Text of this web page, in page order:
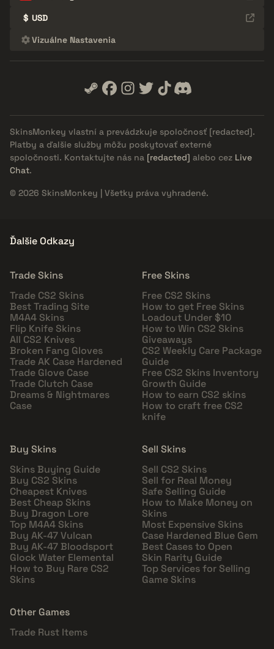
$ USD
Vizuálne Nastavenia
SkinsMonkey vlastní a prevádzkuje spoločnosť [redacted].
Platby a ďalšie služby môžu poskytovať externé
spoločnosti. Kontaktujte nás na [redacted] alebo cez Live
Chat.
© 2026 SkinsMonkey | Všetky práva vyhradené.
Ďalšie Odkazy
Trade Skins
Trade CS2 Skins
Best Trading Site
M4A4 Skins
Flip Knife Skins
All CS2 Knives
Broken Fang Gloves
Trade AK Case Hardened
Trade Glove Case
Trade Clutch Case
Dreams & Nightmares
Case
Free Skins
Free CS2 Skins
How to get Free Skins
Loadout Under $10
How to Win CS2 Skins
Giveaways
CS2 Weekly Care Package
Guide
Free CS2 Skins Inventory
Growth Guide
How to earn CS2 skins
How to craft free CS2
knife
Buy Skins
Skins Buying Guide
Buy CS2 Skins
Cheapest Knives
Best Cheap Skins
Buy Dragon Lore
Top M4A4 Skins
Buy AK-47 Vulcan
Buy AK-47 Bloodsport
Glock Water Elemental
How to Buy Rare CS2
Skins
Sell Skins
Sell CS2 Skins
Sell for Real Money
Safe Selling Guide
How to Make Money on
Skins
Most Expensive Skins
Case Hardened Blue Gem
Best Cases to Open
Skin Rarity Guide
Top Services for Selling
Game Skins
Other Games
Trade Rust Items